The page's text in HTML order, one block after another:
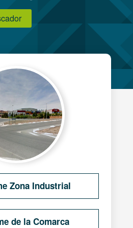
Zona Industrial
de la Comarca